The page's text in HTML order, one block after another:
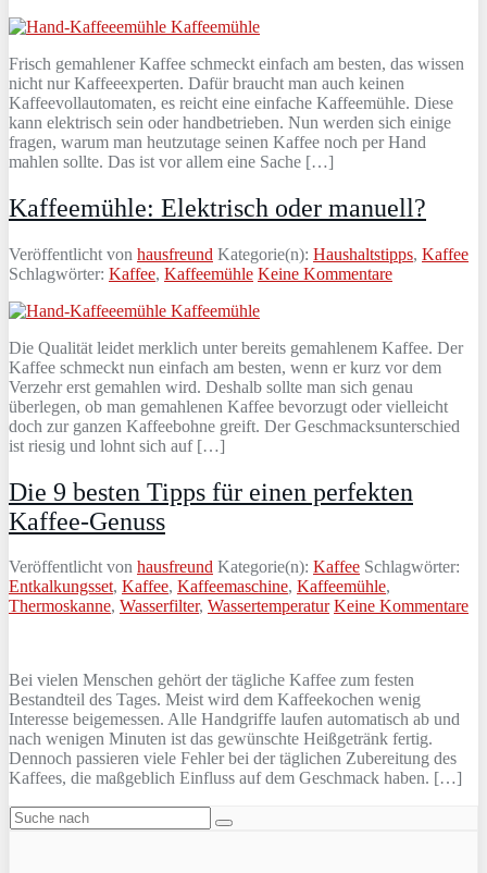
Frisch gemahlener Kaffee schmeckt einfach am besten, das wissen
nicht nur Kaffeeexperten. Dafür braucht man auch keinen
Kaffeevollautomaten, es reicht eine einfache Kaffeemühle. Diese
kann elektrisch sein oder handbetrieben. Nun werden sich einige
fragen, warum man heutzutage seinen Kaffee noch per Hand
mahlen sollte. Das ist vor allem eine Sache […]
Kaffeemühle: Elektrisch oder manuell?
Veröffentlicht von hausfreund Kategorie(n): Haushaltstipps, Kaffee
Schlagwörter: Kaffee, Kaffeemühle Keine Kommentare
Die Qualität leidet merklich unter bereits gemahlenem Kaffee. Der
Kaffee schmeckt nun einfach am besten, wenn er kurz vor dem
Verzehr erst gemahlen wird. Deshalb sollte man sich genau
überlegen, ob man gemahlenen Kaffee bevorzugt oder vielleicht
doch zur ganzen Kaffeebohne greift. Der Geschmacksunterschied
ist riesig und lohnt sich auf […]
Die 9 besten Tipps für einen perfekten
Kaffee-Genuss
Veröffentlicht von hausfreund Kategorie(n): Kaffee Schlagwörter:
Entkalkungsset, Kaffee, Kaffeemaschine, Kaffeemühle,
Thermoskanne, Wasserfilter, Wassertemperatur Keine Kommentare
Bei vielen Menschen gehört der tägliche Kaffee zum festen
Bestandteil des Tages. Meist wird dem Kaffeekochen wenig
Interesse beigemessen. Alle Handgriffe laufen automatisch ab und
nach wenigen Minuten ist das gewünschte Heißgetränk fertig.
Dennoch passieren viele Fehler bei der täglichen Zubereitung des
Kaffees, die maßgeblich Einfluss auf dem Geschmack haben. […]